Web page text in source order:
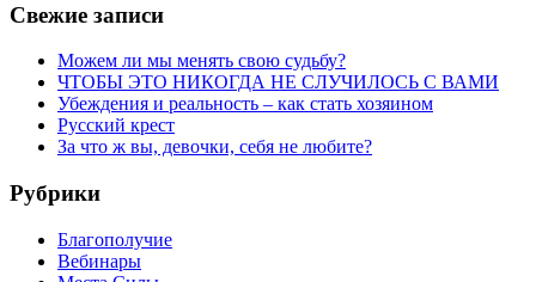
Свежие записи
Можем ли мы менять свою судьбу?
ЧТОБЫ ЭТО НИКОГДА НЕ СЛУЧИЛОСЬ С ВАМИ
Убеждения и реальность – как стать хозяином
Русский крест
За что ж вы, девочки, себя не любите?
Рубрики
Благополучие
Вебинары